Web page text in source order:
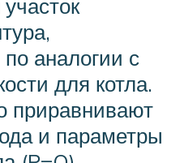
аналогии с
для котла.
приравнивают
и параметры